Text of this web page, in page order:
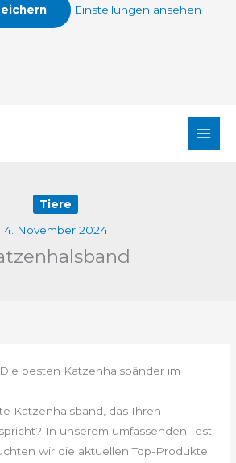
Einstellungen ansehen
Tiere
4. November 2024
besten Katzenhalsbänder im
Katzenhalsband, das Ihren
In unserem umfassenden Test
wir die aktuellen Top-Produkte